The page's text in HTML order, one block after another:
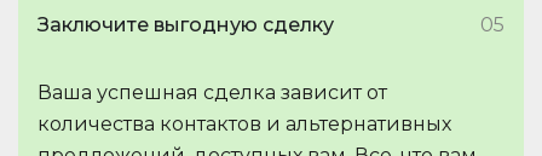
Заключите выгодную сделку 05
Ваша успешная сделка зависит от
количества контактов и альтернативных